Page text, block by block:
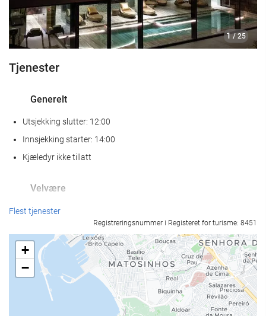
1 / 25
Tjenester
Generelt
Utsjekking slutter: 12:00
Innsjekking starter: 14:00
Kjæledyr ikke tillatt
Velvære
Spa
Badstue
Treningsrom
Resepsjonstjenester
Flest tjenester
Registreringsnummer i Registeret for turisme: 8451
+
−